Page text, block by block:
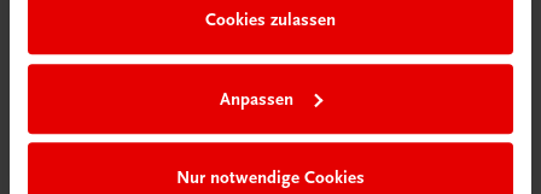
Cookies zulassen
Anpassen
Nur notwendige Cookies